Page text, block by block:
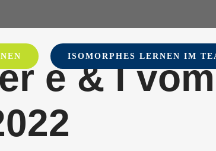
ISOMORPHES LERNEN IM
e & l